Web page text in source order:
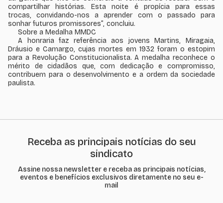
compartilhar histórias. Esta noite é propícia para essas
trocas, convidando-nos a aprender com o passado para
sonhar futuros promissores”, concluiu.
Sobre a Medalha MMDC
A honraria faz referência aos jovens Martins, Miragaia,
Dráusio e Camargo, cujas mortes em 1932 foram o estopim
para a Revolução Constitucionalista. A medalha reconhece o
mérito de cidadãos que, com dedicação e compromisso,
contribuem para o desenvolvimento e a ordem da sociedade
paulista.
Receba as principais notícias do seu
sindicato
Assine nossa newsletter e receba as principais notícias,
eventos e benefícios exclusivos diretamente no seu e-
mail